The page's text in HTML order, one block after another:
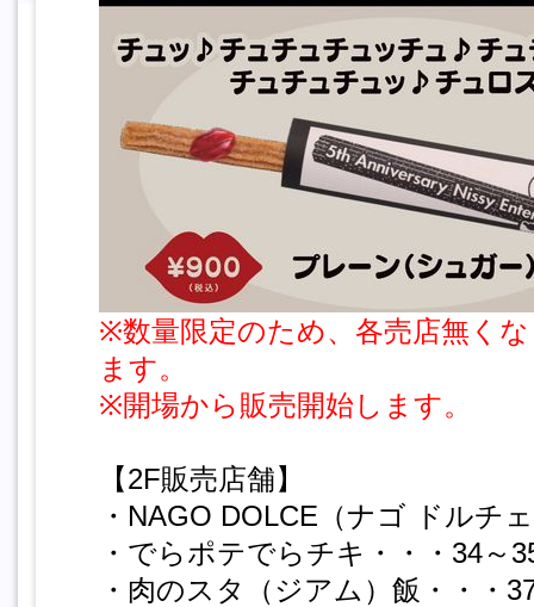
※数量限定のため、各売店無く
ます。
※開場から販売開始します。
【2F販売店舗】
・NAGO DOLCE（ナゴ ドルチ
・でらポテでらチキ・・・34～
・肉のスタ（ジアム）飯・・・